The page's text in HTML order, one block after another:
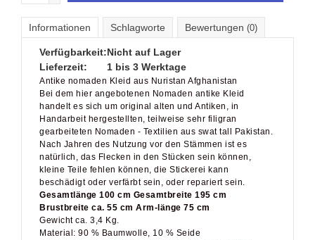
Informationen Schlagworte Bewertungen (0)
Verfügbarkeit:Nicht auf Lager
Lieferzeit:
1 bis 3 Werktage
Antike nomaden Kleid aus Nuristan Afghanistan
Bei dem hier angebotenen Nomaden antike Kleid
handelt es sich um original alten und Antiken, in
Handarbeit hergestellten, teilweise sehr filigran
gearbeiteten Nomaden - Textilien aus swat tall Pakistan.
Nach Jahren des Nutzung vor den Stämmen ist es
natürlich, das Flecken in den Stücken sein können,
kleine Teile fehlen können, die Stickerei kann
beschädigt oder verfärbt sein, oder repariert sein.
Gesamtlänge 100 cm Gesamtbreite 195 cm
Brustbreite ca. 55 cm Arm-länge 75 cm
Gewicht ca. 3,4 Kg.
Material: 90 % Baumwolle, 10 % Seide